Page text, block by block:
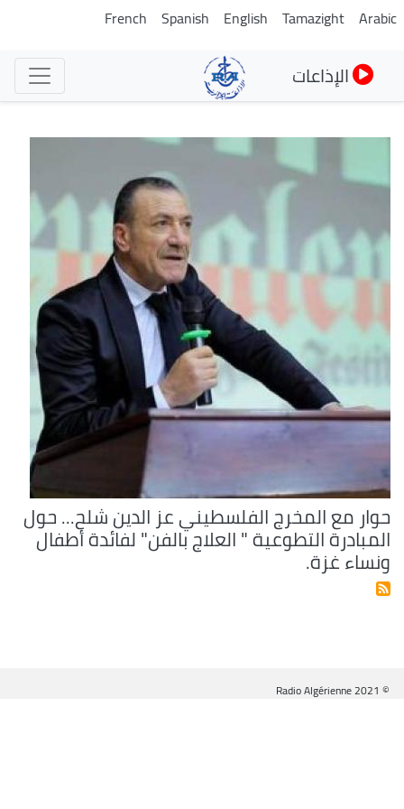
تجاوز
Arabic
Tamazight
English
Spanish
French
الإذاعات
حوار مع المخرج الفلسطيني عز الدين شلح... حول
المبادرة التطوعية " العلاج بالفن" لفائدة أطفال
ونساء غزة.
© Radio Algérienne 2021